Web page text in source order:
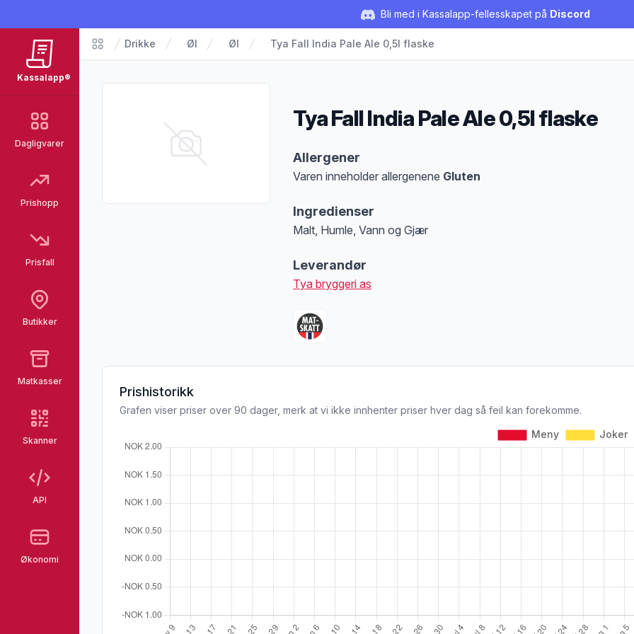
Bli med i Kassalapp-fellesskapet på Discord
Kassalapp®
Dagligvarer
Prishopp
Prisfall
Butikker
Matkasser
Skanner
API
Økonomi
Matvarer
Drikke Øl Øl Tya Fall India Pale Ale 0,5l flaske
Tya Fall India Pale Ale 0,5l flaske
Allergener
Varen inneholder allergenene Gluten
Ingredienser
Malt, Humle, Vann og Gjær
Leverandør
Tya bryggeri as
Prishistorikk
Grafen viser priser over 90 dager, merk at vi ikke innhenter priser hver dag så feil kan forekomme.